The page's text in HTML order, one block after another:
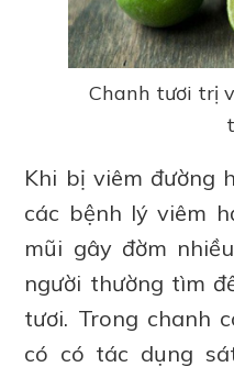
Chanh tươi trị
Khi bị viêm đường
các bệnh lý viêm
mũi gây đờm
người thường tìm
tươi. Trong chanh
có có tác dụng